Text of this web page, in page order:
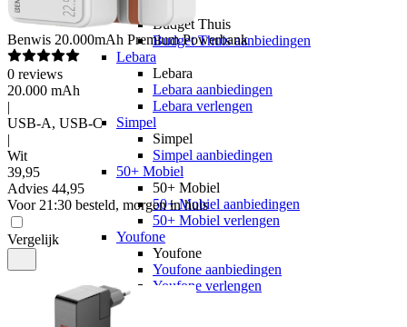
Budget Thuis
Budget Thuis aanbiedingen
Lebara
Lebara
Lebara aanbiedingen
Lebara verlengen
Simpel
Simpel
Simpel aanbiedingen
50+ Mobiel
50+ Mobiel
50+ Mobiel aanbiedingen
50+ Mobiel verlengen
Youfone
Youfone
Youfone aanbiedingen
Youfone verlengen
Alle telefoons
Alle aanbiedingen
Benwis 20.000mAh Premium Powerbank
0 reviews
20.000 mAh
|
USB-A, USB-C
|
Wit
39,95
Advies 44,95
Voor 21:30 besteld, morgen in huis
Vergelijk